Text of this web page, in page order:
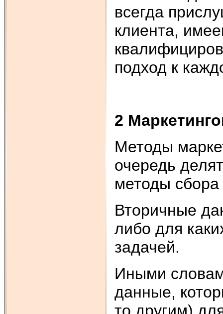
всегда
клиента,
подход к
2
Методы
очередь
методы
Вторичные
либо для
задачей.
Иными
данные,
то другим)